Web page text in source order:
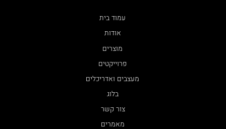
עמוד בית
אודות
מוצרים
פרוייקטים
מעצבים ואדריכלים
בלוג
צור קשר
מאמרים